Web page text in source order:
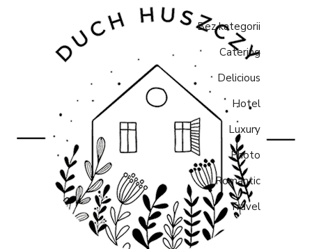
Bez kategorii
Catering
Delicious
Hotel
Luxury
Photo
Romantic
Travel